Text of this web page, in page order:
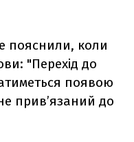
пояснили, коли
"Перехід до
появою
прив’язаний до